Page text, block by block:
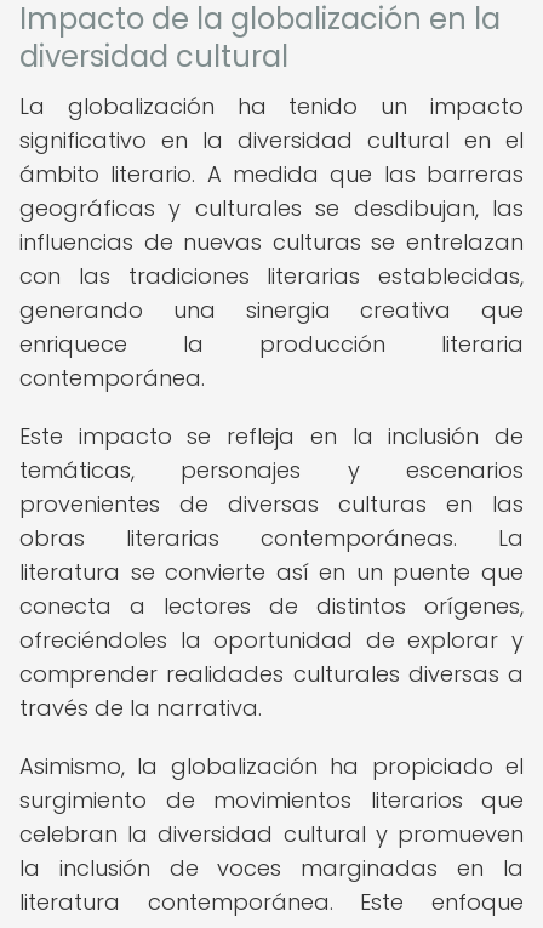
Impacto de la globalización en la
diversidad cultural
La globalización ha tenido un impacto
significativo en la diversidad cultural en el
ámbito literario. A medida que las barreras
geográficas y culturales se desdibujan, las
influencias de nuevas culturas se entrelazan
con las tradiciones literarias establecidas,
generando una sinergia creativa que
enriquece la producción literaria
contemporánea.
Este impacto se refleja en la inclusión de
temáticas, personajes y escenarios
provenientes de diversas culturas en las
obras literarias contemporáneas. La
literatura se convierte así en un puente que
conecta a lectores de distintos orígenes,
ofreciéndoles la oportunidad de explorar y
comprender realidades culturales diversas a
través de la narrativa.
Asimismo, la globalización ha propiciado el
surgimiento de movimientos literarios que
celebran la diversidad cultural y promueven
la inclusión de voces marginadas en la
literatura contemporánea. Este enfoque